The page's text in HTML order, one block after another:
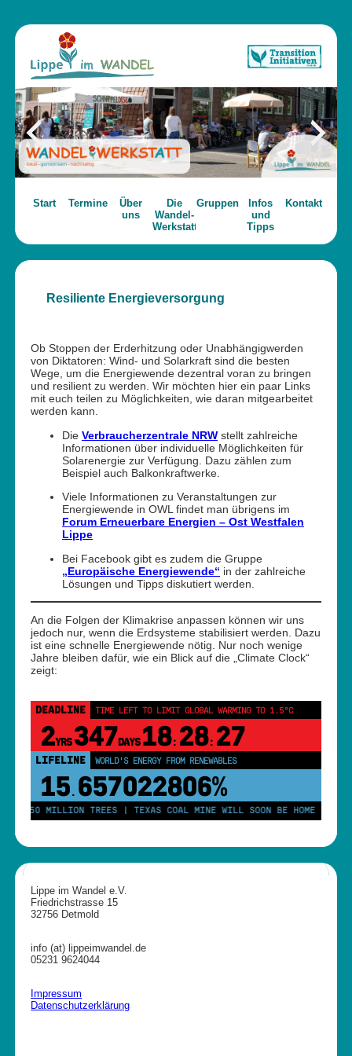
Start Termine
Über
uns
Die
Wandel-
Werkstatt
Gruppen
Infos
und
Tipps
Kontakt
Resiliente Energieversorgung
Ob Stoppen der Erderhitzung oder Unabhängigwerden
von Diktatoren: Wind- und Solarkraft sind die besten
Wege, um die Energiewende dezentral voran zu bringen
und resilient zu werden. Wir möchten hier ein paar Links
mit euch teilen zu Möglichkeiten, wie daran mitgearbeitet
werden kann.
Die Verbraucherzentrale NRW stellt zahlreiche
Informationen über individuelle Möglichkeiten für
Solarenergie zur Verfügung. Dazu zählen zum
Beispiel auch Balkonkraftwerke.
Viele Informationen zu Veranstaltungen zur
Energiewende in OWL findet man übrigens im
Forum Erneuerbare Energien – Ost Westfalen
Lippe
Bei Facebook gibt es zudem die Gruppe
„Europäische Energiewende“ in der zahlreiche
Lösungen und Tipps diskutiert werden.
An die Folgen der Klimakrise anpassen können wir uns
jedoch nur, wenn die Erdsysteme stabilisiert werden. Dazu
ist eine schnelle Energiewende nötig. Nur noch wenige
Jahre bleiben dafür, wie ein Blick auf die „Climate Clock“
zeigt:
DEADLINE TIME LEFT TO LIMIT GLOBAL WARMING TO 1.5°C
2YRS347DAYS 18: 28: 26
LIFELINE WORLD'S ENERGY FROM RENEWABLES
15. 657022811%
250 MILLION TREES | TEXAS COAL MINE WILL SOON BE HOME TO A
Lippe im Wandel e.V.
Friedrichstrasse 15
32756 Detmold
info (at) lippeimwandel.de
05231 9624044
Impressum
Datenschutzerklärung